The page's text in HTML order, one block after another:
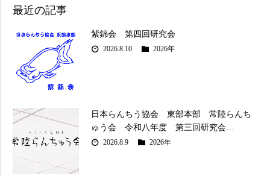
最近の記事
紫錦会 第四回研究会
2026.8.10 2026年
日本らんちう協会 東部本部 常陸らんち
ゅう会 令和八年度 第三回研究会…
2026.8.9 2026年